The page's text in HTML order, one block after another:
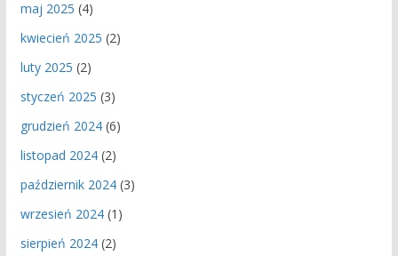
maj 2025 (4)
kwiecień 2025 (2)
luty 2025 (2)
styczeń 2025 (3)
grudzień 2024(6)
listopad 2024(2)
październik 2024(3)
wrzesień 2024(1)
sierpień 2024(2)